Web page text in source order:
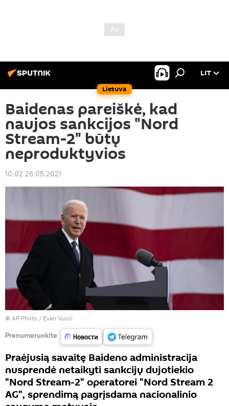
Lietuva
LIT
Baidenas pareiškė, kad
naujos sankcijos "Nord
Stream-2" būtų
neproduktyvios
10:02 26.05.2021
© AP Photo / Evan Vucci
Prenumeruokite
Praėjusią savaitę Baideno administracija
nusprendė netaikyti sankcijų dujotiekio
"Nord Stream-2" operatorei "Nord Stream 2
AG", sprendimą pagrįsdama nacionalinio